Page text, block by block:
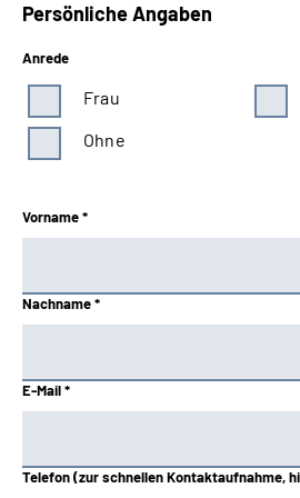
Persönliche Angaben
Anrede
Frau
Ohne
Vorname *
Nachname *
E-Mail *
Telefon (zur schnellen Kontaktaufnahme,